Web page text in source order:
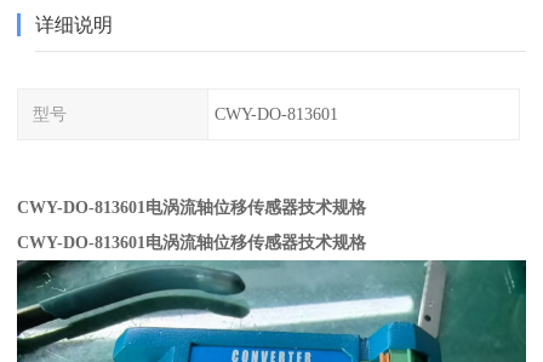
详细说明
型号 CWY-DO-813601
CWY-DO-813601电涡流轴位移传感器技术规格
CWY-DO-813601电涡流轴位移传感器技术规格